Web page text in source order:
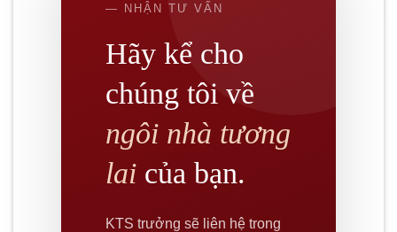
— NHẬN TƯ VẤN
Hãy kể cho
chúng tôi về
ngôi nhà tương
lai của bạn.
KTS trưởng sẽ liên hệ trong